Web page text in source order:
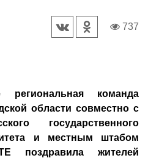
737
команда
области совместно с
государственного
и местным штабом
поздравила жителей